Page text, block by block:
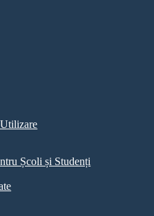
Școli și Studenți